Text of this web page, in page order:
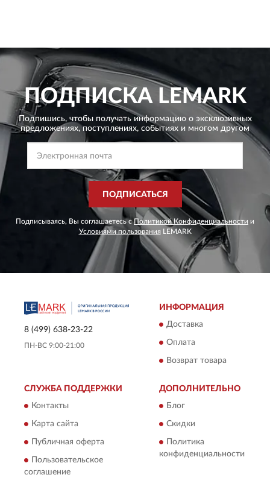
ПОДПИСКАLEMARK
Подпишись, чтобы получать информацию о эксклюзивных
предложениях,поступлениях, событиях и многом другом
ПОДПИСАТЬСЯ
Подписываясь, Вы соглашаетесь сПолитикой Конфиденциальности и
Условиями пользования LEMARK
8 (499) 638-23-22
ПН-ВС 9:00-21:00
ИНФОРМАЦИЯ
Доставка
Оплата
Возврат товара
СЛУЖБА ПОДДЕРЖКИ
Контакты
Карта сайта
Публичная оферта
Пользовательское
соглашение
ДОПОЛНИТЕЛЬНО
Блог
Скидки
Политика
конфиденциальности